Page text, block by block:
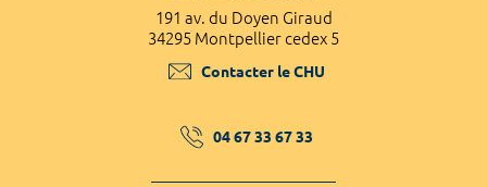
191 av. du Doyen Giraud
34295 Montpellier cedex 5
Contacter le CHU
04 67 33 67 33